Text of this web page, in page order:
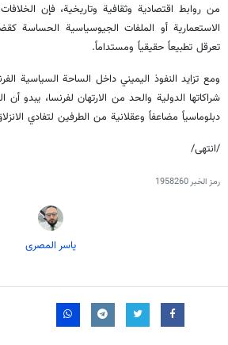
من روابط اقتصادية وثقافية وتاريخية، فإن
الاستعمارية أو الملفات الجيوسياسية الحساسة
تعرقل تطبيعاً حقيقياً ومستداماً.
ومع تزايد النفوذ اليميني داخل الساحة السياسية
شراكاتها الدولية والحد من الارتهان لفرنسا، يبدو
دبلوماسياً مضاعفاً وعقلانية من الطرفين لتفادي
/انتهى/
رمز الخبر1958260
یاسر المصری